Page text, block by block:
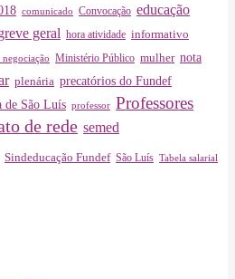
comunicado Convocação educação
geral hora atividade informativo
negociação Ministério Público mulher nota
plenária precatórios do Fundef
de São Luís professor Professores
de rede semed
Sindeducação Fundef São Luís Tabela salarial